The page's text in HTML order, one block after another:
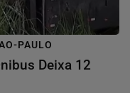
PAULO
Deixa 12